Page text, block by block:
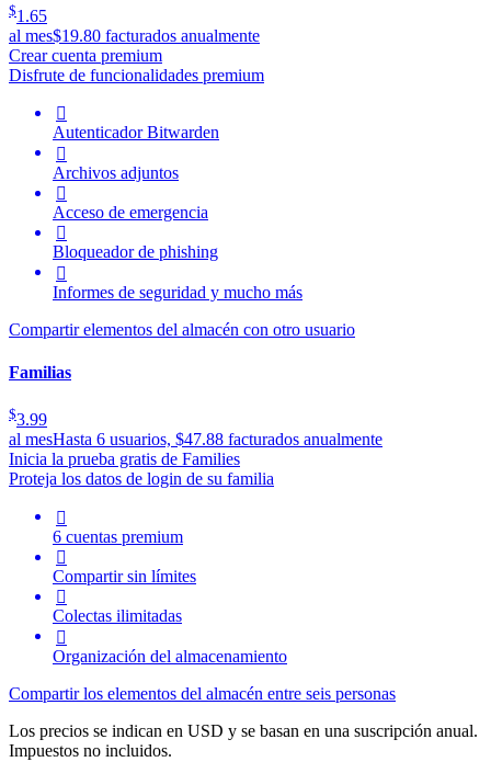
$1.65
al mes$19.80 facturados anualmente
Crear cuenta premium
Disfrute de funcionalidades premium

Autenticador Bitwarden

Archivos adjuntos

Acceso de emergencia

Bloqueador de phishing

Informes de seguridad y mucho más
Compartir elementos del almacén con otro usuario
Familias
$3.99
al mesHasta 6 usuarios, $47.88 facturados anualmente
Inicia la prueba gratis de Families
Proteja los datos de login de su familia

6 cuentas premium

Compartir sin límites

Colectas ilimitadas

Organización del almacenamiento
Compartir los elementos del almacén entre seis personas
Los precios se indican en USD y se basan en una suscripción anual.
Impuestos no incluidos.